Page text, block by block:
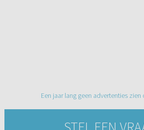
Een jaar lang geen advertenties zien